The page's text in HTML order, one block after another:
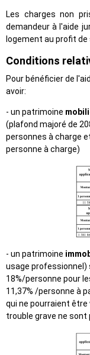
Les charges non
demandeur à l'aide
logement au profit de
Conditions
Pour bénéficier de
avoir:
- un patrimoine
(plafond majoré de
personnes à charge
personne à charge)
- un patrimoine
usage professionnel)
18%/personne pour
11,37% /personne à
qui ne pourraient être
trouble grave ne